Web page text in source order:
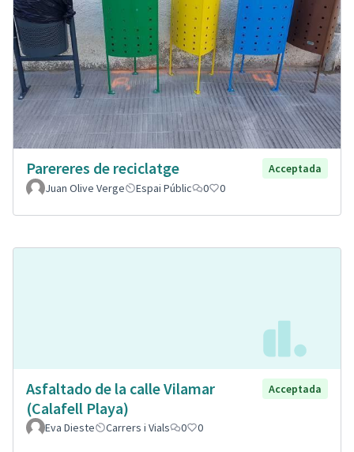
Parereres de reciclatge
Acceptada
Juan Olive Verge
Espai Públic 0 0
Asfaltado de la calle Vilamar
(Calafell Playa)
Acceptada
Eva Dieste Carrers i Vials 0 0